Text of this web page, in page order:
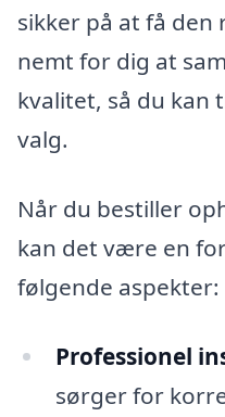
sikker på at få
nemt for dig at
kvalitet, så du
valg.
Når du bestiller
kan det være en
følgende aspekter:
Professionel
sørger for